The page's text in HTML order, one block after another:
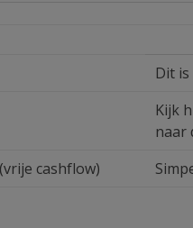
Dit
Kijk
naar
cashflow)